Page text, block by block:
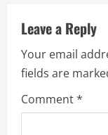
e
R
e
Leave a Reply
Your email
fields are
Comment*